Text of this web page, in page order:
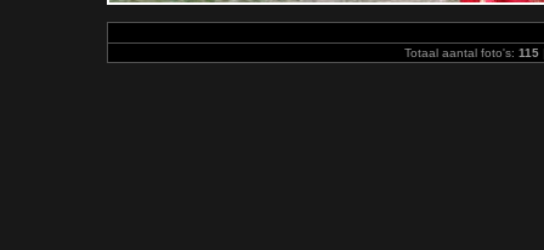
Totaal aantal foto's: 115